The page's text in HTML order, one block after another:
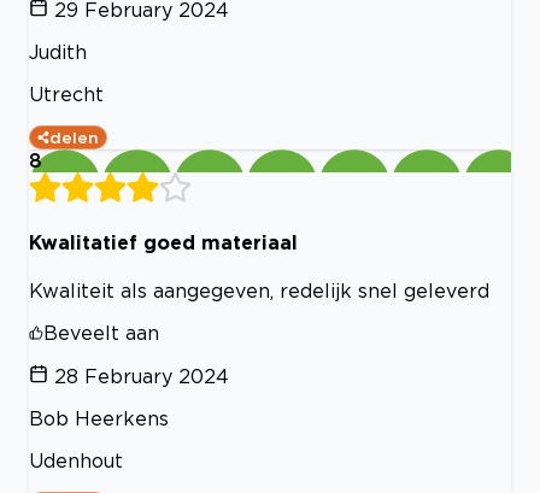
29 February 2024
Judith
Utrecht
delen
8
Kwalitatief goed materiaal
Kwaliteit als aangegeven, redelijk snel geleverd
Beveelt aan
28 February 2024
Bob Heerkens
Udenhout